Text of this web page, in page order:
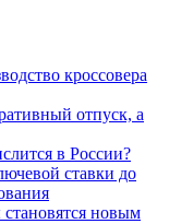
кроссовера
отпуск, а
в России?
ставки до
новым